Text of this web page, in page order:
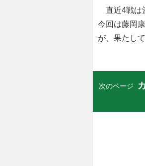
直近4戦は
今回は藤岡
が、果たし
次のページ